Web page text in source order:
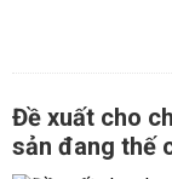
Đề xuất cho
sản đang thế